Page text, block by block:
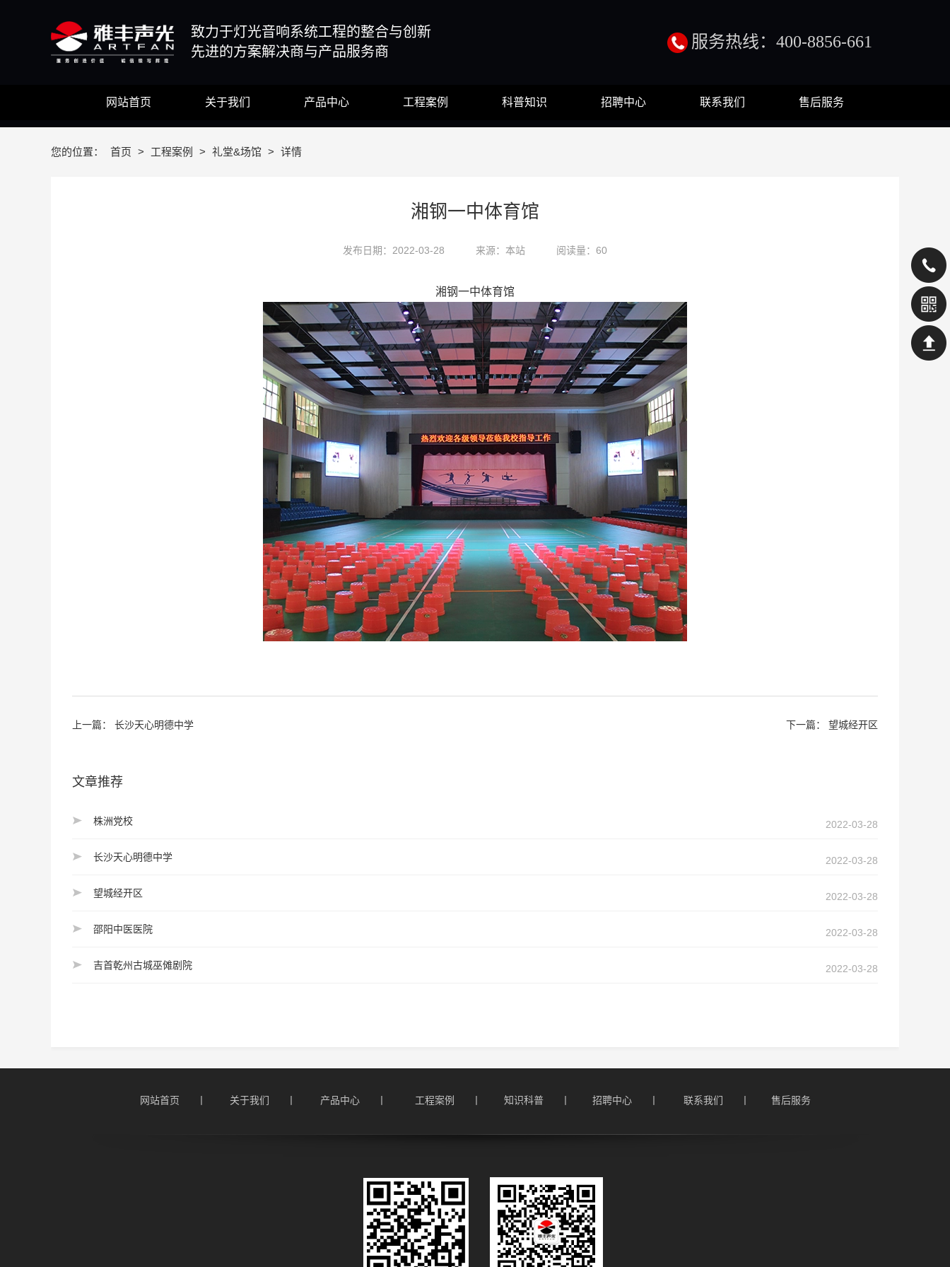
网站首页 关于我们 产品中心 工程案例 科普知识 招聘中心 联系我们 售后服务
致力于灯光音响系统工程的整合与创新
先进的方案解决商与产品服务商
服务热线：400-8856-661
您的位置： 首页 > 工程案例 > 礼堂&场馆 > 详情
湘钢一中体育馆
发布日期：2022-03-28 来源：本站 阅读量：60
湘钢一中体育馆
上一篇： 长沙天心明德中学 下一篇： 望城经开区
文章推荐
株洲党校 2022-03-28
长沙天心明德中学 2022-03-28
望城经开区 2022-03-28
邵阳中医医院 2022-03-28
吉首乾州古城巫傩剧院 2022-03-28
网站首页      丨 关于我们      丨 产品中心      丨 工程案例      丨 知识科普      丨 招聘中心      丨 联系我们      丨 售后服务